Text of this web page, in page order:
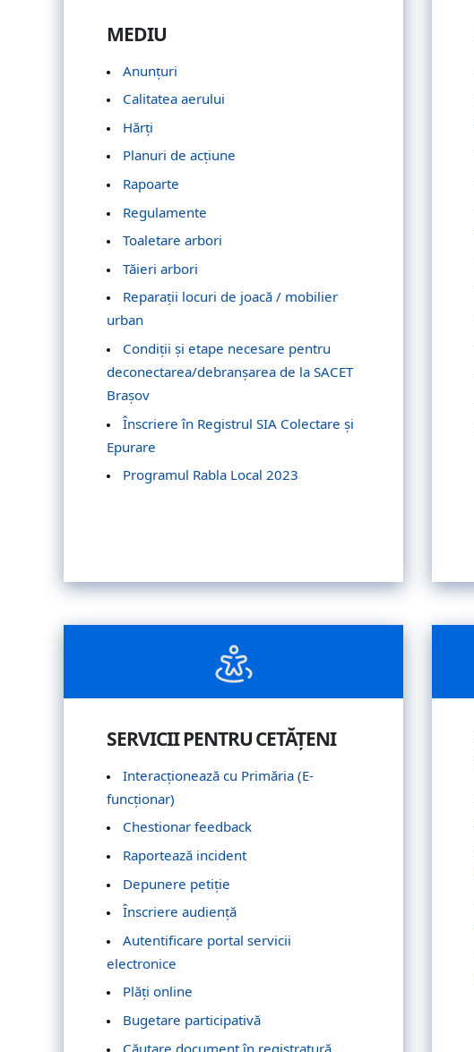
MEDIU
Anunțuri
Calitatea aerului
Hărți
Planuri de acțiune
Rapoarte
Regulamente
Toaletare arbori
Tăieri arbori
Reparații locuri de joacă / mobilier
urban
Condiții și etape necesare pentru
deconectarea/debranșarea de la SACET
Brașov
Înscriere în Registrul SIA Colectare și
Epurare
Programul Rabla Local 2023
SERVICII PENTRU CETĂȚENI
Interacționează cu Primăria (E-
funcționar)
Chestionar feedback
Raportează incident
Depunere petiție
Înscriere audiență
Autentificare portal servicii
electronice
Plăți online
Bugetare participativă
Căutare document în registratură